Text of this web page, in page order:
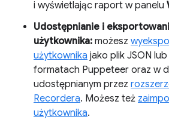
i wyświetlając raport w panelu
Udostępnianie i
użytkownika: możesz
użytkownika jako plik JSON
formatach Puppeteer oraz w
udostępnianym przez
Recordera. Możesz też
użytkownika.